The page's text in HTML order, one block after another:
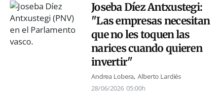
Joseba Díez Antxustegi:
"Las empresas necesitan
que no les toquen las
narices cuando quieren
invertir"
Andrea Lobera Alberto Lardiés
28/06/2026 05:00h